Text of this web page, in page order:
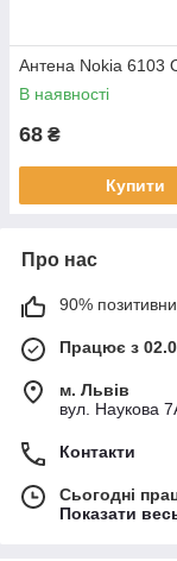
Антена Nokia 6103
В наявності
68 ₴
Купити
Про нас
90%
Працює з
м. Львів
вул. Наукова
Контакти
Сьогодні
Показати